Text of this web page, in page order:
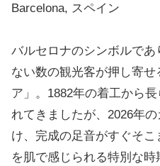
Barcelona, スペイン
バルセロナのシンボルで
ない数の観光客が押し寄せ
ア」。1882年の着工から
れてきましたが、2026年
け、完成の足音がすぐそ
を肌で感じられる特別な時